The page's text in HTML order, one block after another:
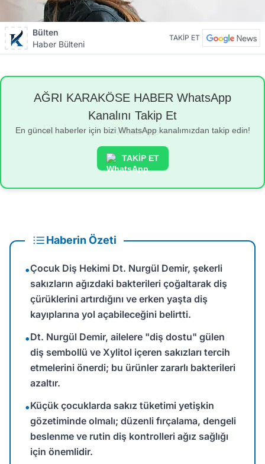
Bülten
Haber Bülteni
TAKİP ET
AĞRI KARAKÖSE HABER WhatsApp
Kanalını Takip Et
En güncel haberler için bizi WhatsApp kanalımızdan takip edin!
TAKİP ET
Haberin Özeti
•Çocuk Diş Hekimi Dt. Nurgül Demir, şekerli
sakızların ağızdaki bakterileri çoğaltarak diş
çürüklerini artırdığını ve erken yaşta diş
kayıplarına yol açabileceğini belirtti.
•Dt. Nurgül Demir, ailelere "diş dostu" gülen
diş sembollü ve Xylitol içeren sakızları tercih
etmelerini önerdi; bu ürünler zararlı bakterileri
azaltır.
•Küçük çocuklarda sakız tüketimi yetişkin
gözetiminde olmalı; düzenli fırçalama, dengeli
beslenme ve rutin diş kontrolleri ağız sağlığı
için önemlidir.